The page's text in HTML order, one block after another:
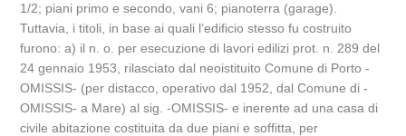
1/2; piani primo e secondo, vani 6; pianoterra (garage).
Tuttavia, i titoli, in base ai quali l’edificio stesso fu costruito
furono: a) il n. o. per esecuzione di lavori edilizi prot. n. 289 del
24 gennaio 1953, rilasciato dal neoistituito Comune di Porto -
OMISSIS- (per distacco, operativo dal 1952, dal Comune di -
OMISSIS- a Mare) al sig. -OMISSIS- e inerente ad una casa di
civile abitazione costituita da due piani e soffitta, per